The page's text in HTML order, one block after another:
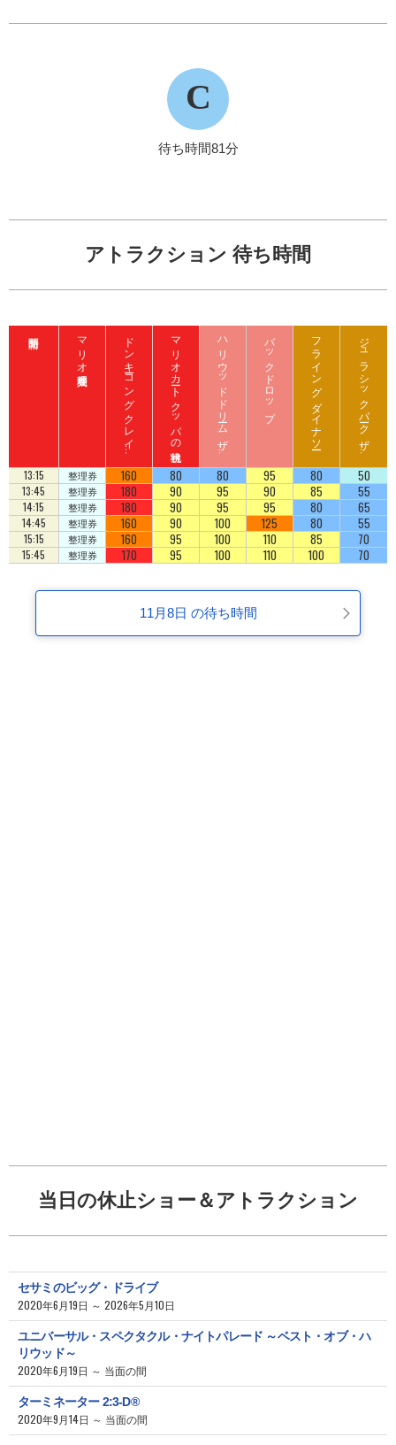
C
待ち時間81分
アトラクション 待ち時間
マリオ入場整理券 ド
ン
キ
ーコ
ン
グ
ク
レ
イ
ジ
ート
ロ
ッ
コ
マリオカート クッパの挑戦状 ハ
リ
ウ
ッ
ド
ド
リ
ーム
ザ
ラ
イ
ド
バックドロップ フライング ダイナソー ジ
ュ
ラ
シ
ッ
ク
パ
ーク
ザ
ラ
イ
ド
13:15 整理券 160 80 80 95 80 50
13:45 整理券 180 90 95 90 85 55
14:15 整理券 180 90 95 95 80 65
14:45 整理券 160 90 100 125 80 55
15:15 整理券 160 95 100 110 85 70
15:45 整理券 170 95 100 110 100 70
11月8日 の待ち時間
当日の休止ショー＆アトラクション
セサミのビッグ・ドライブ
2020年6月19日 ～ 2026年5月10日
ユニバーサル・スペクタクル・ナイトパレード ～ベスト・オブ・ハ
リウッド～
2020年6月19日 ～ 当面の間
ターミネーター 2:3-D®
2020年9月14日 ～ 当面の間